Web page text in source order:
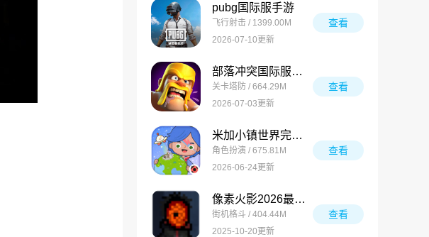
pubg国际服手游
飞行射击 / 1399.00M
2026-07-10更新
查看
部落冲突国际服最新版
关卡塔防 / 664.29M
2026-07-03更新
查看
米加小镇世界完整版
角色扮演 / 675.81M
2026-06-24更新
查看
像素火影2026最新版
街机格斗 / 404.44M
2025-10-20更新
查看